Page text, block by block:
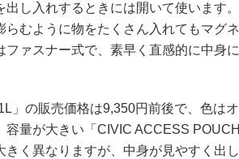
出し入れするときには開いて使います
らむように物をたくさん入れてもマグ
ファスナー式で、素早く直感的に中身
」の販売価格は9,350円前後で、色は
容量が大きい「CIVIC ACCESS
きく異なりますが、中身が見やすく出